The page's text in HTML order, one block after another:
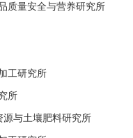
质量安全与营养研究所
工研究所
所
与土壤肥料研究所